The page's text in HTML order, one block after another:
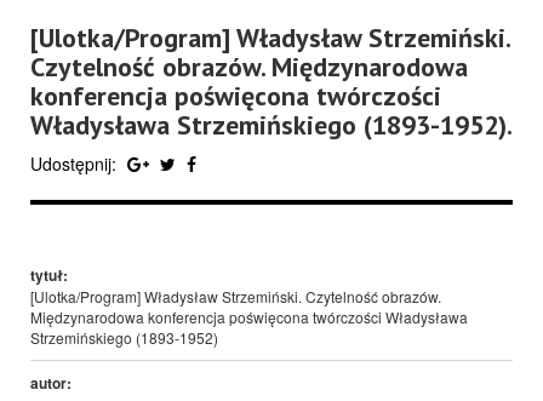
[Ulotka/Program] Władysław Strzemiński.
Czytelność obrazów. Międzynarodowa
konferencja poświęcona twórczości
Władysława Strzemińskiego (1893-1952).
Udostępnij:
tytuł:
[Ulotka/Program] Władysław Strzemiński. Czytelność obrazów.
Międzynarodowa konferencja poświęcona twórczości Władysława
Strzemińskiego (1893-1952)
autor: